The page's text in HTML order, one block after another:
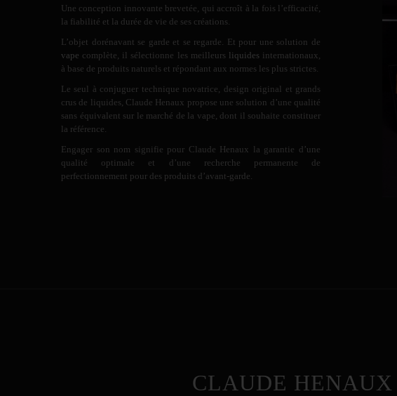
Une conception innovante brevetée, qui accroît à la fois l’efficacité,
la fiabilité et la durée de vie de ses créations.
L’objet dorénavant se garde et se regarde. Et pour une solution de
vape complète, il sélectionne les meilleurs liquidesinternationaux,
à base de produits naturels et répondant aux normes les plus strictes.
Le seul à conjuguer technique novatrice, design original et grands
crus de liquides, Claude Henaux propose une solution d’une qualité
sans équivalent sur le marché de la vape, dont il souhaite constituer
la référence.
Engager son nom signifie pour Claude Henaux la garantie d’une
qualité optimale et d’une recherche permanente de
perfectionnement pour des produits d’avant-garde.
CLAUDE HENAUX